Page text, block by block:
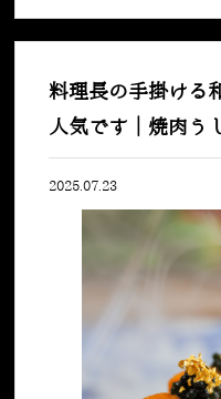
料理長の手掛ける
人気です｜焼肉
2025.07.23